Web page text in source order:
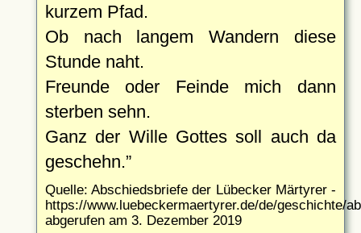
kurzem Pfad.
Ob nach langem Wandern diese
Stunde naht.
Freunde oder Feinde mich dann
sterben sehn.
Ganz der Wille Gottes soll auch da
geschehn.
Quelle: Abschiedsbriefe der Lübecker Märtyrer -
https://www.luebeckermaertyrer.de/de/geschichte/
abgerufen am 3. Dezember 2019